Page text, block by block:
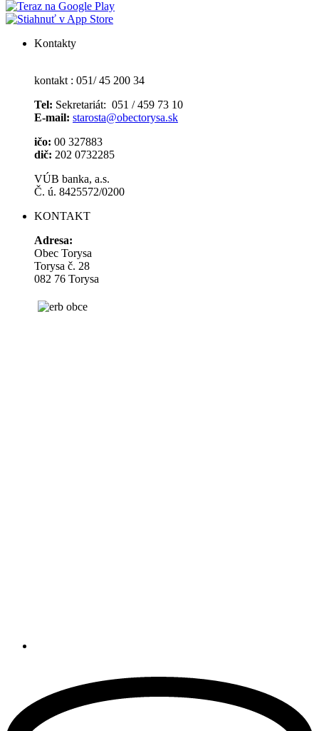
Kontakty
kontakt : 051/ 45 200 34
Tel: Sekretariát: 051 / 459 73 10
E-mail: starosta@obectorysa.sk
ičo: 00 327883
dič: 202 0732285
VÚB banka, a.s.
Č. ú. 8425572/0200
KONTAKT
Adresa:
Obec Torysa
Torysa č. 28
082 76 Torysa